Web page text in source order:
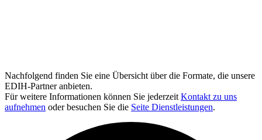
Nachfolgend finden Sie eine Übersicht über die Formate, die unsere
EDIH-Partner anbieten.
Für weitere Informationen können Sie jederzeit Kontakt zu uns
aufnehmen oder besuchen Sie die Seite Dienstleistungen.